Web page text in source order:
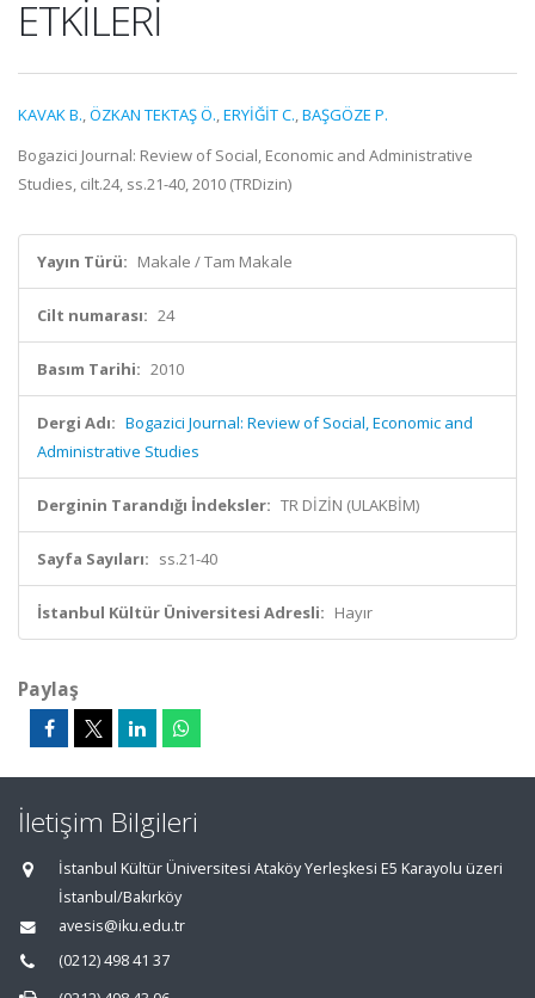
ETKİLERİ
KAVAK B.,ÖZKAN TEKTAŞ Ö.,ERYİĞİT C.,BAŞGÖZE P.
Bogazici Journal: Review of Social, Economic and Administrative
Studies, cilt.24, ss.21-40, 2010 (TRDizin)
Yayın Türü: Makale / Tam Makale
Cilt numarası: 24
Basım Tarihi: 2010
Dergi Adı: Bogazici Journal: Review of Social, Economic and
Administrative Studies
Derginin Tarandığı İndeksler: TR DİZİN (ULAKBİM)
Sayfa Sayıları: ss.21-40
İstanbul Kültür Üniversitesi Adresli: Hayır
Paylaş
İletişim Bilgileri
İstanbul Kültür Üniversitesi Ataköy Yerleşkesi E5 Karayolu üzeri
İstanbul/Bakırköy
avesis@iku.edu.tr
(0212) 498 41 37